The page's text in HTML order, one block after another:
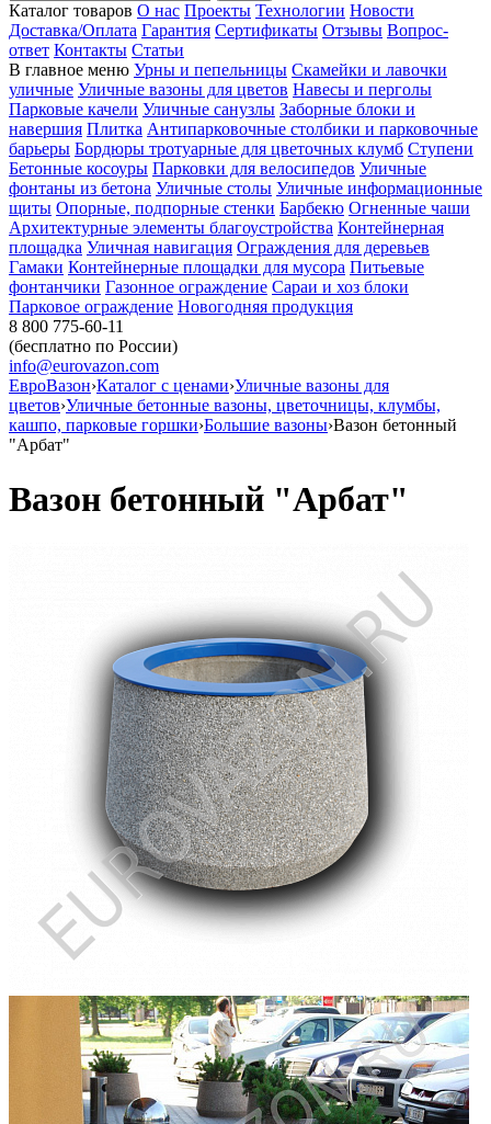
Каталог товаров О нас Проекты Технологии Новости
Доставка/Оплата Гарантия Сертификаты Отзывы Вопрос-
ответ Контакты Статьи
В главное меню Урны и пепельницы Скамейки и лавочки
уличные Уличные вазоны для цветов Навесы и перголы
Парковые качели Уличные санузлы Заборные блоки и
навершия Плитка Антипарковочные столбики и парковочные
барьеры Бордюры тротуарные для цветочных клумб Ступени
Бетонные косоуры Парковки для велосипедов Уличные
фонтаны из бетона Уличные столы Уличные информационные
щиты Опорные, подпорные стенки Барбекю Огненные чаши
Архитектурные элементы благоустройства Контейнерная
площадка Уличная навигация Ограждения для деревьев
Гамаки Контейнерные площадки для мусора Питьевые
фонтанчики Газонное ограждение Сараи и хоз блоки
Парковое ограждение Новогодняя продукция
8 800 775-60-11
(бесплатно по России)
info@eurovazon.com
ЕвроВазон›Каталог с ценами›Уличные вазоны для
цветов›Уличные бетонные вазоны, цветочницы, клумбы,
кашпо, парковые горшки›Большие вазоны›Вазон бетонный
"Арбат"
Вазон бетонный "Арбат"